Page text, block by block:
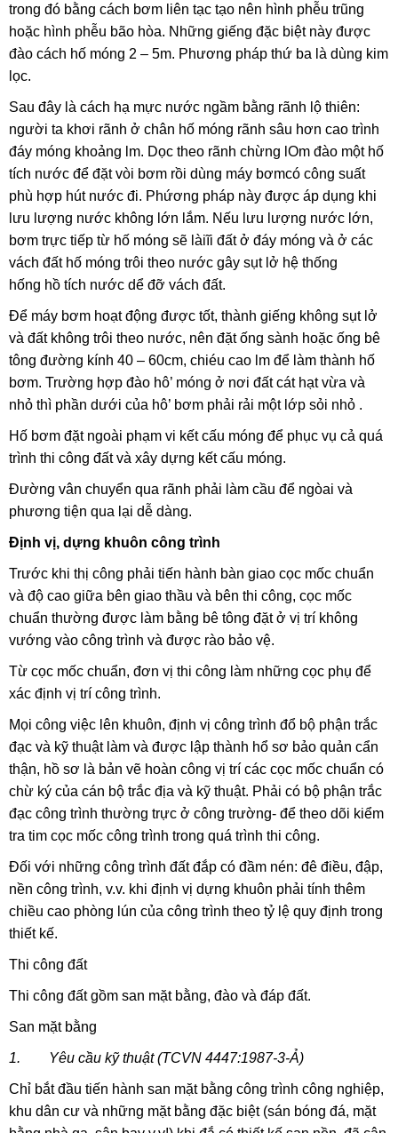
trong đó bằng cách bơm liên tạc tạo nên hình phễu trũng
hoặc hình phễu bão hòa. Những giếng đặc biệt này được
đào cách hố móng 2 – 5m. Phương pháp thứ ba là dùng kim
lọc.
Sau đây là cách hạ mực nước ngầm bằng rãnh lộ thiên:
người ta khơi rãnh ở chân hố móng rãnh sâu hơn cao trình
đáy móng khoảng lm. Dọc theo rãnh chừng lOm đào một hố
tích nước để đặt vòi bơm rồi dùng máy bơmcó công suất
phù hợp hút nước đi. Phứơng pháp này được áp dụng khi
lưu lượng nước không lớn lắm. Nếu lưu lượng nước lớn,
bơm trực tiếp từ hố móng sẽ làiĩi đất ở đáy móng và ở các
vách đất hố móng trôi theo nước gây sụt lở hệ thống
hống hồ tích nước dể đỡ vách đất.
Để máy bơm hoạt động được tốt, thành giếng không sụt lở
và đất không trôi theo nước, nên đặt ống sành hoặc ống bê
tông đường kính 40 – 60cm, chiéu cao lm để làm thành hố
bơm. Trường hợp đào hô’ móng ở nơi đất cát hạt vừa và
nhỏ thì phần dưới của hô’ bơm phải rải một lớp sỏi nhỏ .
Hố bơm đặt ngoài phạm vi kết cấu móng để phục vụ cả quá
trình thi công đất và xây dựng kết cấu móng.
Đường vân chuyển qua rãnh phải làm cầu để ngòai và
phương tiện qua lại dễ dàng.
Định vị, dựng khuôn công trình
Trước khi thị công phải tiến hành bàn giao cọc mốc chuẩn
và độ cao giữa bên giao thầu và bên thi công, cọc mốc
chuẩn thường được làm bằng bê tông đặt ở vị trí không
vướng vào công trình và được rào bảo vệ.
Từ cọc mốc chuẩn, đơn vị thi công làm những cọc phụ để
xác định vị trí công trình.
Mọi công việc lên khuôn, định vị công trình đổ bộ phận trắc
đạc và kỹ thuật làm và được lập thành hổ sơ bảo quản cẩn
thận, hồ sơ là bản vẽ hoàn công vị trí các cọc mốc chuẩn có
chừ ký của cán bộ trắc địa và kỹ thuật. Phải có bộ phận trắc
đạc công trình thường trực ở công trường- để theo dõi kiểm
tra tim cọc mốc công trình trong quá trình thi công.
Đối với những công trình đất đắp có đầm nén: đê điều, đập,
nền công trình, v.v. khi định vị dựng khuôn phải tính thêm
chiều cao phòng lún của công trình theo tỷ lệ quy định trong
thiết kế.
Thi công đất
Thi công đất gồm san mặt bằng, đào và đáp đất.
San mặt bằng
1. Yêu cầu kỹ thuật (TCVN 4447:1987-3-Ả)
Chỉ bắt đầu tiến hành san mặt bằng công trình công nghiệp,
khu dân cư và những mặt bằng đặc biệt (sán bóng đá, mặt